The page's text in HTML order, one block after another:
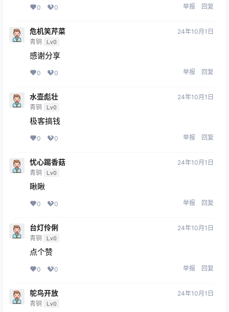
0 0 举报 回复
危机笑芹菜
青铜 Lv0
24年10月1日
感谢分享
0 0 举报 回复
水壶彪壮
青铜 Lv0
24年10月1日
极客搞钱
0 0 举报 回复
忧心踢香菇
青铜 Lv0
24年10月1日
瞅瞅
0 0 举报 回复
台灯伶俐
青铜 Lv0
24年10月1日
点个赞
0 0 举报 回复
鸵鸟开放
青铜 Lv0
24年10月1日